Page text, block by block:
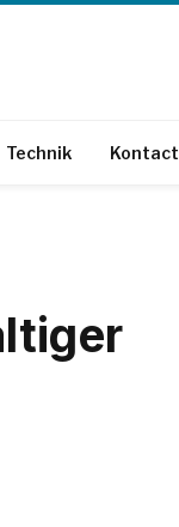
Technik Kontact